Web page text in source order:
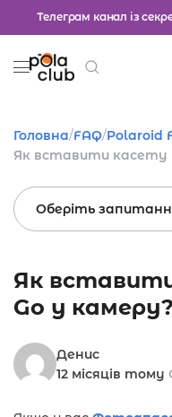
Телеграм канал із
Введіть значення
Головна/FAQ/Polaroid
Як вставити касету
Оберіть
Як
Go у камеру?
Денис
12 місяців тому